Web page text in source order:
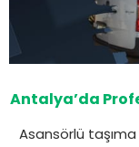
Antalya’da
Asansörlü